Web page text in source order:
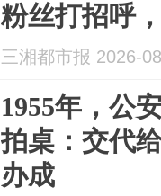
粉丝打招呼
患，永康市
三湘都市报 2026-
1955年，公
拍桌：交代
办成